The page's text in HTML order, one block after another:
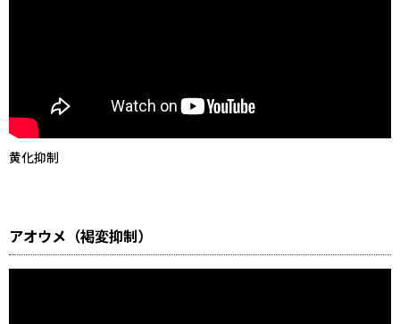
黄化抑制
アオウメ（褐変抑制）